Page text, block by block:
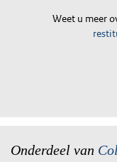
Weet u meer
Onderdeel van